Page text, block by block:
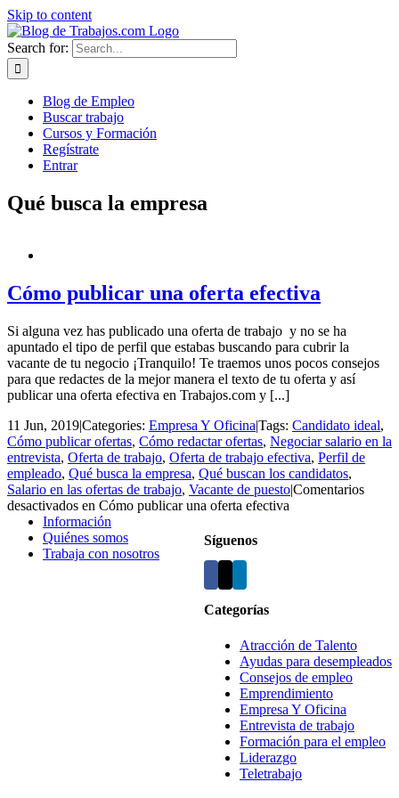
Skip to content
Search for:
Blog de Empleo
Buscar trabajo
Cursos y Formación
Regístrate
Entrar
Qué busca la empresa
Cómo publicar una oferta efectiva
Si alguna vez has publicado una oferta de trabajo y no se ha
apuntado el tipo de perfil que estabas buscando para cubrir la
vacante de tu negocio ¡Tranquilo! Te traemos unos pocos consejos
para que redactes de la mejor manera el texto de tu oferta y así
publicar una oferta efectiva en Trabajos.com y [...]
11 Jun, 2019|Categories: Empresa Y Oficina|Tags: Candidato ideal,
Cómo publicar ofertas, Cómo redactar ofertas, Negociar salario en la
entrevista, Oferta de trabajo, Oferta de trabajo efectiva, Perfil de
empleado, Qué busca la empresa, Qué buscan los candidatos,
Salario en las ofertas de trabajo, Vacante de puesto|Comentarios
desactivados en Cómo publicar una oferta efectiva
Síguenos
Categorías
Atracción de Talento
Ayudas para desempleados
Consejos de empleo
Emprendimiento
Empresa Y Oficina
Entrevista de trabajo
Formación para el empleo
Liderazgo
Teletrabajo
Información
Quiénes somos
Trabaja con nosotros